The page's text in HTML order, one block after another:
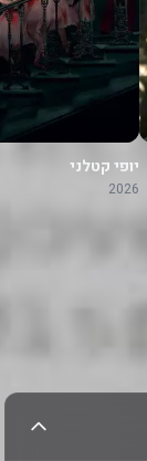
יופי קטלני
2026